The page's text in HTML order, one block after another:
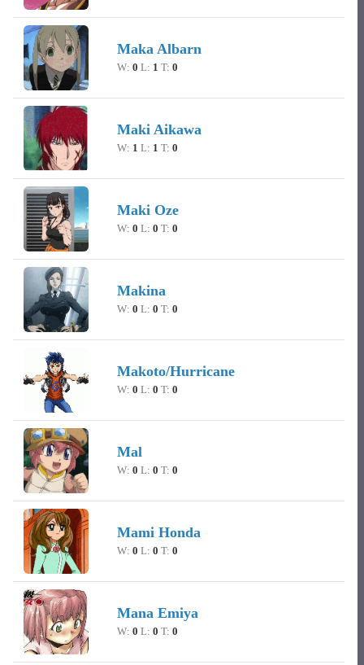
Maka Albarn
W: 0 L: 1 T: 0
Maki Aikawa
W: 1 L: 1 T: 0
Maki Oze
W: 0 L: 0 T: 0
Makina
W: 0 L: 0 T: 0
Makoto/Hurricane
W: 0 L: 0 T: 0
Mal
W: 0 L: 0 T: 0
Mami Honda
W: 0 L: 0 T: 0
Mana Emiya
W: 0 L: 0 T: 0